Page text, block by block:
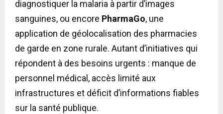
diagnostiquer la malaria à partir d’images
sanguines, ou encore PharmaGo, une
application de géolocalisation des pharmacies
de garde en zone rurale. Autant d’initiatives qui
répondent à des besoins urgents : manque de
personnel médical, accès limité aux
infrastructures et déficit d’informations fiables
sur la santé publique.